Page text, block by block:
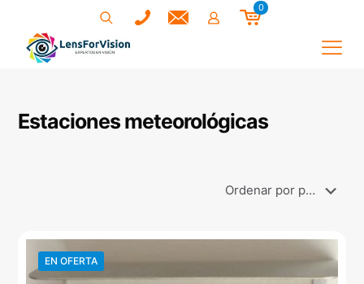
0
Estaciones meteorológicas
EN OFERTA